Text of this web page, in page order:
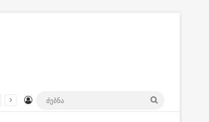
Log In